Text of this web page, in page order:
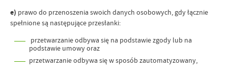
e) prawo do przenoszenia swoich danych osobowych, gdy łącznie
spełnione są następujące przesłanki:
przetwarzanie odbywa się na podstawie zgody lub na
podstawie umowy oraz
przetwarzanie odbywa się w sposób zautomatyzowany,